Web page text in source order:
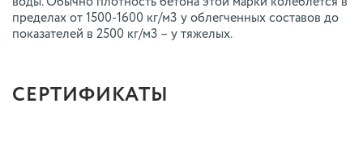
пределах от 1500-1600 кг/м3 у облегченных составов до
показателей в 2500 кг/м3 – у тяжелых.
СЕРТИФИКАТЫ